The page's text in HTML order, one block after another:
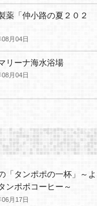
薬「仲小路の夏２０２
月04日
リーナ海水浴場
月04日
「タンポポの一杯」～よ
ンポポコーヒー～
月17日